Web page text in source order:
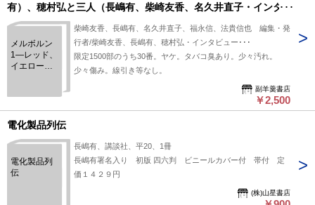
有）、穂村弘と三人（長嶋有、柴崎友香、名久井直子・インタビ
ュアー/福永信・構成）、ずっと五分間 シャボン玉ひとつ 消
印（福永信）、舞台動物（中原昌也）ほか
メルボルン
1―レッド、
イエロー、
ブルー（柴
崎友香）、
オールマイ
めき（2nd
flight）（長
嶋有）、穂
村弘と三人
柴崎友香、長嶋有、名久井直子、福永信、法貴信也 編集・発
行者/柴崎友香、長嶋有、穂村弘・インタビュー･･･
限定1500部のうち30番。ヤケ。タバコ臭あり。少々汚れ。
少々傷み。線引き等なし。
副羊羹書店
￥2,500
電化製品列伝
電化製品列
伝
長嶋有、講談社、平20、1冊
長嶋有署名入り 初版 四六判 ビニールカバー付 帯付 定
価１４２９円
(株)山星書店